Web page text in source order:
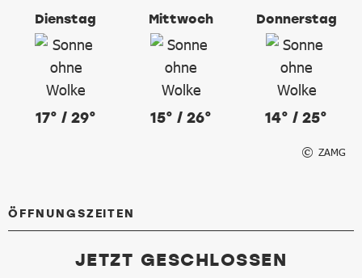
Dienstag
17° / 29°
Mittwoch
15° / 26°
Donnerstag
14° / 25°
ZAMG
ÖFFNUNGSZEITEN
JETZT GESCHLOSSEN